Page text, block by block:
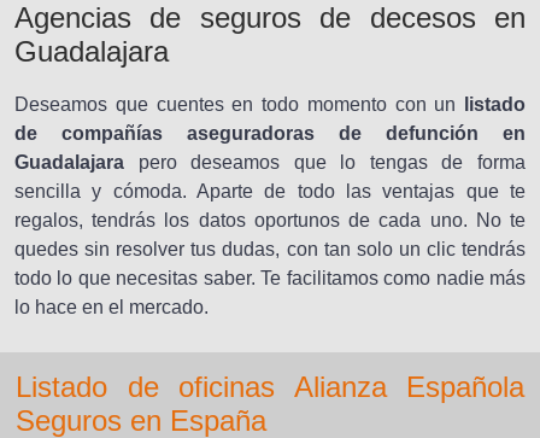
Agencias de seguros de decesos en
Guadalajara
Deseamos que cuentes en todo momento con un
listado
de compañías aseguradoras de defunción en
Guadalajara pero deseamos que lo tengas de forma
sencilla y cómoda. Aparte de todo las ventajas que te
regalos, tendrás los datos oportunos de cada uno. No te
quedes sin resolver tus dudas, con tan solo un clic tendrás
todo lo que necesitas saber. Te facilitamos como nadie más
lo hace en el mercado.
Listado de oficinas Alianza Española
Seguros en España